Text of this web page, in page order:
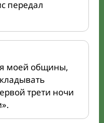
передал
моей общины,
трети ночи